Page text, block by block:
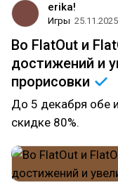
erika!
Игры 25.11.2025
Во FlatOut и
достижений и
прорисовки
До 5 декабря обе
скидке 80%.